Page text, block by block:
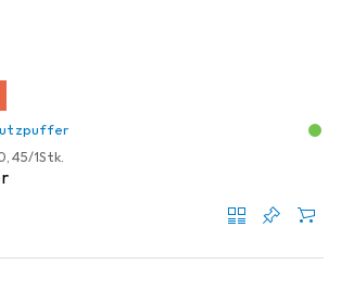
/1Stk.